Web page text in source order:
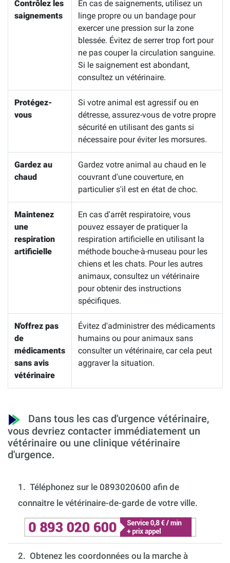
Contrôlez les
saignements
En cas de saignements, utilisez un
linge propre ou un bandage pour
exercer une pression sur la zone
blessée. Évitez de serrer trop fort pour
ne pas couper la circulation sanguine.
Si le saignement est abondant,
consultez un vétérinaire.
Protégez-
vous
Si votre animal est agressif ou en
détresse, assurez-vous de votre propre
sécurité en utilisant des gants si
nécessaire pour éviter les morsures.
Gardez au
chaud
Gardez votre animal au chaud en le
couvrant d'une couverture, en
particulier s'il est en état de choc.
Maintenez
une
respiration
artificielle
En cas d'arrêt respiratoire, vous
pouvez essayer de pratiquer la
respiration artificielle en utilisant la
méthode bouche-à-museau pour les
chiens et les chats. Pour les autres
animaux, consultez un vétérinaire
pour obtenir des instructions
spécifiques.
N'offrez pas
de
médicaments
sans avis
vétérinaire
Évitez d'administrer des médicaments
humains ou pour animaux sans
consulter un vétérinaire, car cela peut
aggraver la situation.
Dans tous les cas d'urgence vétérinaire,
vous devriez contacter immédiatement un
vétérinaire ou une clinique vétérinaire
d'urgence.
1. Téléphonez sur le 0893020600 afin de
connaitre le vétérinaire-de-garde de votre ville.
2. Obtenez les coordonnées ou la marche à